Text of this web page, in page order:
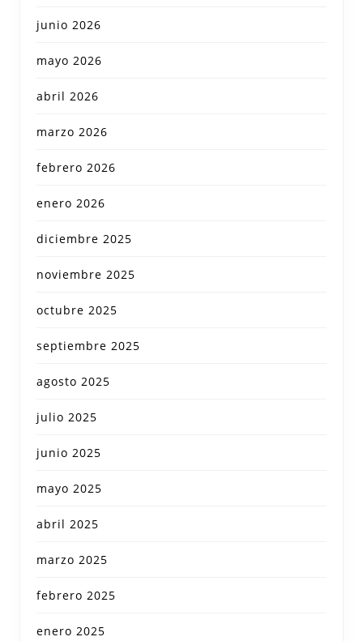
junio 2026
mayo 2026
abril 2026
marzo 2026
febrero 2026
enero 2026
diciembre 2025
noviembre 2025
octubre 2025
septiembre 2025
agosto 2025
julio 2025
junio 2025
mayo 2025
abril 2025
marzo 2025
febrero 2025
enero 2025